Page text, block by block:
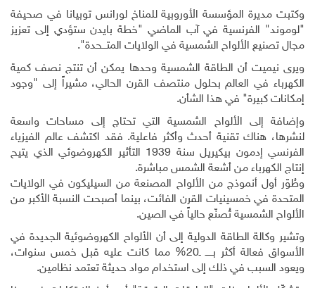
وكتبت مديرة المؤسسة الأوروبية للمناخ لورانس توبيانا في صحيفة
"لوموند" الفرنسية في آب الماضي "خطة بايدن ستؤدي إلى تعزيز
مجال تصنيع الألواح الشمسية في الولايات المتـــحدة".
ويرى نيميت أن الطاقة الشمسية وحدها يمكن أن تنتج نصف كمية
الكهرباء في العالم بحلول منتصف القرن الحالي، مشيراً إلى "وجود
إمكانات كبيرة" في هذا الشأن.
وإضافة إلى الألواح الشمسية التي تحتاج إلى مساحات واسعة
لنشرها، هناك تقنية أحدث وأكثر فاعلية. فقد اكتشف عالم الفيزياء
الفرنسي إدمون بيكيريل سنة 1939 التأثير الكهروضوئي الذي يتيح
إنتاج الكهرباء من أشعة الشمس مباشرة.
وطُوّر أول أنموذج من الألواح المصنعة من السيليكون في الولايات
المتحدة في خمسينيات القرن الفائت، بينما أصبحت النسبة الأكبر من
الألواح الشمسية تُصنّع حالياً في الصين.
وتشير وكالة الطاقة الدولية إلى أن الألواح الكهروضوئية الجديدة في
الأسواق فعالة أكثر بـــــ ـ20% مما كانت عليه قبل خمس سنوات،
ويعود السبب في ذلك إلى استخدام مواد حديثة تعتمد نظامين.